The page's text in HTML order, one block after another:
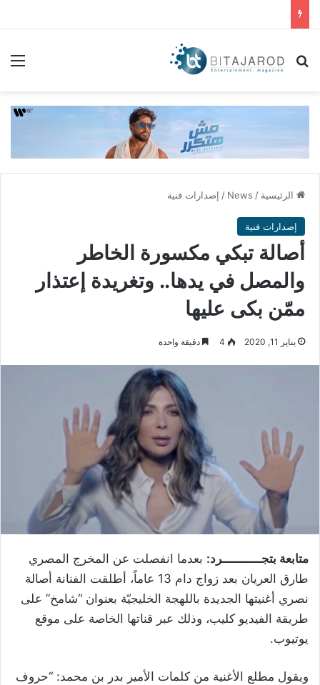
بحث عن
الرئيسية /
News
/ إصدارات فنية
إصدارات فنية
أصالة تبكي مكسورة الخاطر
والمصل في يدها.. وتغريدة إعتذار
ممّن بكى عليها
يناير 11, 2020 4 دقيقة واحدة
متابعة بتجـــــــــــرد: بعدما انفصلت عن المخرج المصري
طارق العريان بعد زواج دام 13 عاماً، أطلقت الفنانة أصالة
نصري أغنيتها الجديدة باللهجة الخليجيّة بعنوان “شامخ” على
طريقة الفيديو كليب، وذلك عبر قناتها الخاصة على موقع
يوتيوب.
ويقول مطلع الأغنية من كلمات الأمير بدر بن محمد: “حروف